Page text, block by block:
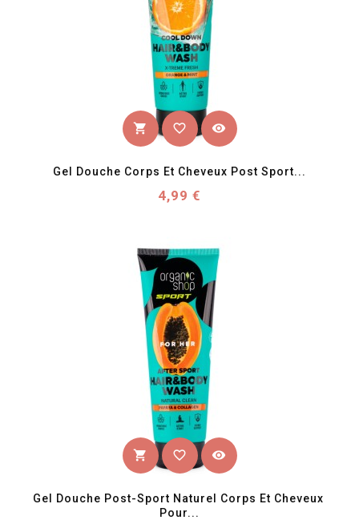
shopping_cart favorite_border visibility
Gel Douche Corps Et Cheveux Post Sport...
Prix
4,99 €
shopping_cart favorite_border visibility
Gel Douche Post-Sport Naturel Corps Et Cheveux
Pour...